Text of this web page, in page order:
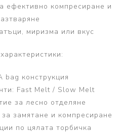
ефективно компресиране и
миризма или вкус
bag конструкция
Fast Melt / Slow Melt
за лесно отделяне
замятане и компресиране
по цялата торбичка